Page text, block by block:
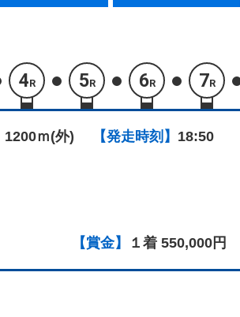
4R 5R 6R 7R
1200ｍ(外) 【発走時刻】 18:50
【賞金】 １着 550,000円